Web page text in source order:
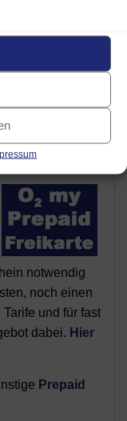
und sparen
notwendig
noch einen
und für fast
dabei. Hier
Prepaid